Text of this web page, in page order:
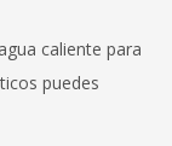
caliente para
puedes